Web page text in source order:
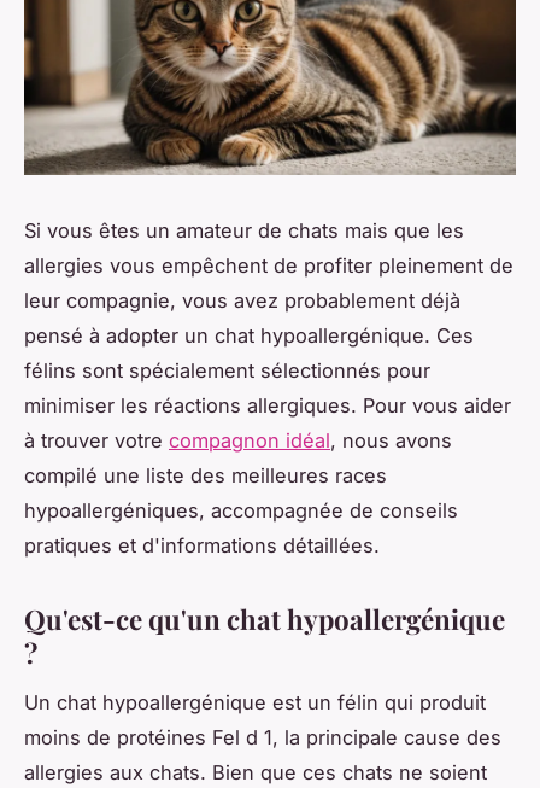
Si vous êtes un amateur de chats mais que les
allergies vous empêchent de profiter pleinement de
leur compagnie, vous avez probablement déjà
pensé à adopter un chat hypoallergénique. Ces
félins sont spécialement sélectionnés pour
minimiser les réactions allergiques. Pour vous aider
à trouver votre compagnon idéal, nous avons
compilé une liste des meilleures races
hypoallergéniques, accompagnée de conseils
pratiques et d'informations détaillées.
Qu'est-ce qu'un chat hypoallergénique
?
Un chat hypoallergénique est un félin qui produit
moins de protéines Fel d 1, la principale cause des
allergies aux chats. Bien que ces chats ne soient